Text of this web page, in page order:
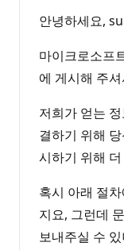
안녕하세요,
마이크로소프
에 게시해 주
저희가 얻는
결하기 위해
시하기 위해
혹시 아래 절
지요, 그런데
보내주실 수